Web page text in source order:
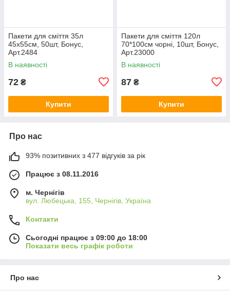
Пакети для сміття 35л
45х55см, 50шт, Бонус,
Арт.2484
В наявності
72 ₴
Купити
Пакети для сміття 120л
70*100см чорні, 10шт, Бонус,
Арт.23000
В наявності
87 ₴
Купити
Про нас
93% позитивних з 477 відгуків за рік
Працює з 08.11.2016
м. Чернігів
вул. Любецька, 155, Чернігів, Україна
Контакти
Сьогодні працює з 09:00 до 18:00
Показати весь графік роботи
Про нас